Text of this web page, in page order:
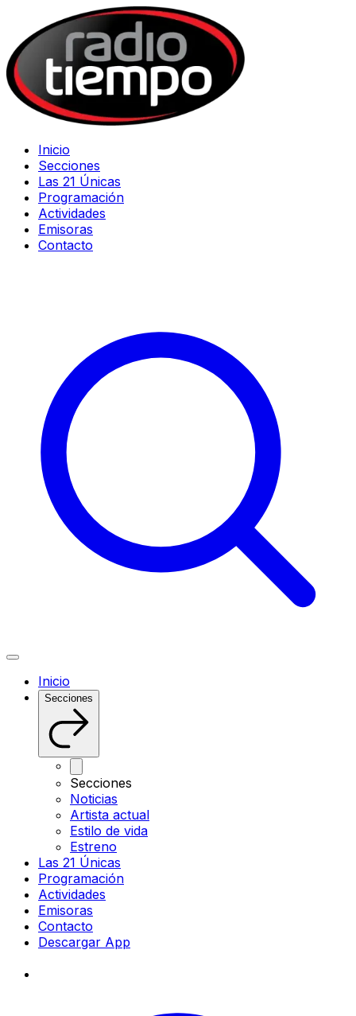
Inicio
Secciones
Las 21 Únicas
Programación
Actividades
Emisoras
Contacto
Inicio
Secciones
Secciones
Noticias
Artista actual
Estilo de vida
Estreno
Las 21 Únicas
Programación
Actividades
Emisoras
Contacto
Descargar App